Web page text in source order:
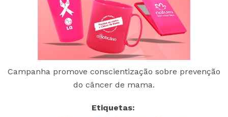
Campanha promove conscientização sobre prevenção
do câncer de mama.
Etiquetas: